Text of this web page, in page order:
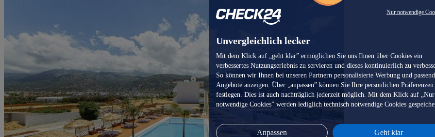
Nur notwendige
Unvergleichlich lecker
Mit dem Klick auf „geht klar” ermöglichen Sie uns Ihnen über Cookies ein
verbessertes Nutzungserlebnis zu servieren und dieses kontinuierlich zu
So können wir Ihnen bei unseren Partnern personalisierte Werbung und
Angebote anzeigen. Über „anpassen” können Sie Ihre persönlichen Präferenzen
festlegen. Dies ist auch nachträglich jederzeit möglich. Mit dem Klick auf „Nur
notwendige Cookies” werden lediglich technisch notwendige Cookies
Anpassen Geht klar